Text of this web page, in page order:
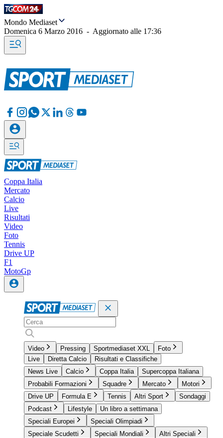
Mondo Mediaset
Domenica 6 Marzo 2016 - Aggiornato alle 17:36
Coppa Italia
Mercato
Calcio
Live
Risultati
Video
Foto
Tennis
Drive UP
F1
MotoGp
Video Pressing Sportmediaset XXL
Foto
Live
Diretta Calcio
Risultati e Classifiche
News Live
Calcio Coppa Italia
Supercoppa Italiana
Probabili Formazioni
Squadre Mercato
Motori
Drive UP
Formula E Tennis Altri Sport
Sondaggi
Podcast
Lifestyle
Un libro a settimana
Speciali Europei
Speciali Olimpiadi
Speciale Scudetti
Speciali Mondiali Altri Speciali